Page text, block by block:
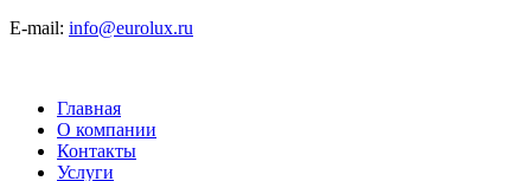
E-mail: info@eurolux.ru
Главная
О компании
Контакты
Услуги